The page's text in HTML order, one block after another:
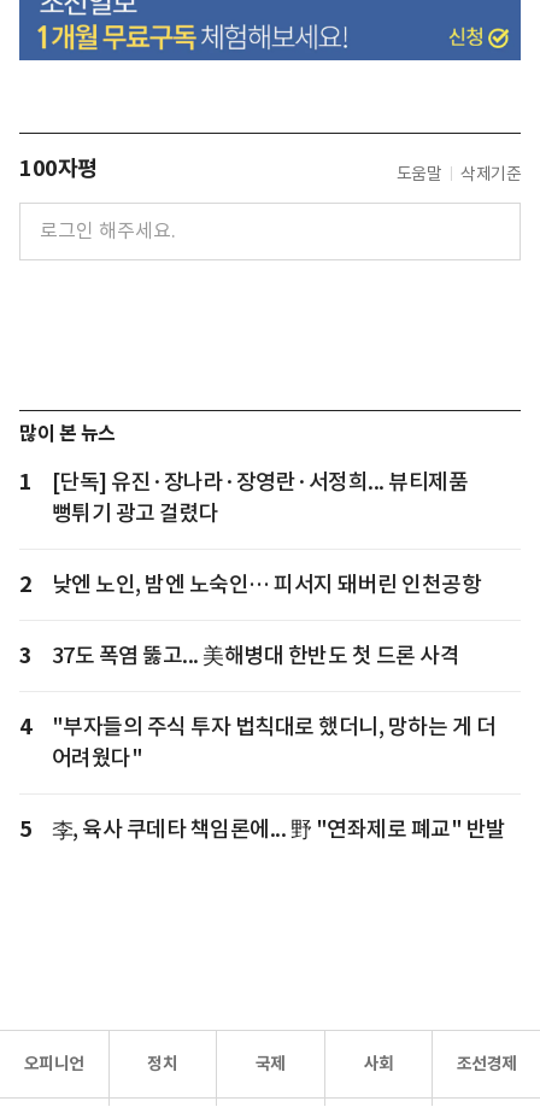
100자평 도움말 삭제기준
많이 본 뉴스
1
[단독] 유진·장나라·장영란·서정희... 뷰티제품
뻥튀기 광고 걸렸다
2 낮엔 노인, 밤엔 노숙인… 피서지 돼버린 인천공항
3 37도 폭염 뚫고... 美해병대 한반도 첫 드론 사격
4
"부자들의 주식 투자 법칙대로 했더니, 망하는 게 더
어려웠다"
5 李, 육사 쿠데타 책임론에... 野 "연좌제로 폐교" 반발
오피니언 정치 국제 사회 조선경제